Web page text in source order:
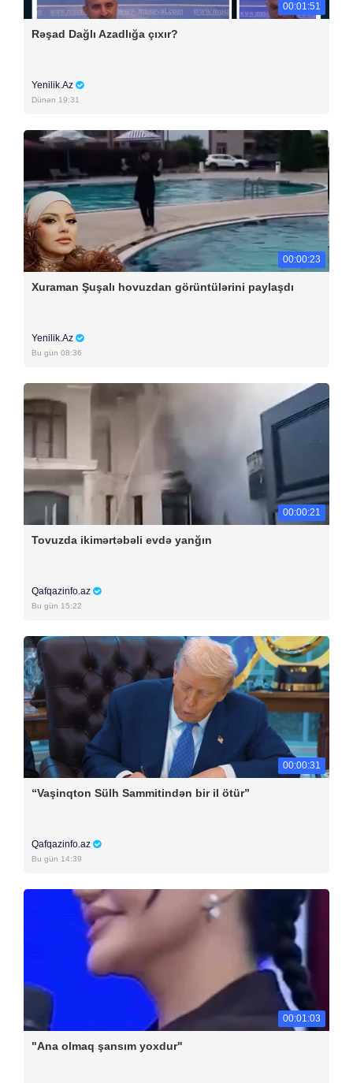
00:01:51
Rəşad Dağlı Azadlığa çıxır?
Yenilik.Az
Dünən 19:31
00:00:23
Xuraman Şuşalı hovuzdan görüntülərini paylaşdı
Yenilik.Az
Bu gün 08:36
00:00:21
Tovuzda ikimərtəbəli evdə yanğın
Qafqazinfo.az
Bu gün 15:22
00:00:31
“Vaşinqton Sülh Sammitindən bir il ötür”
Qafqazinfo.az
Bu gün 14:39
00:01:03
"Ana olmaq şansım yoxdur"